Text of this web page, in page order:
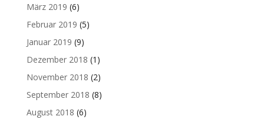
März 2019 (6)
Februar 2019 (5)
Januar 2019 (9)
Dezember 2018 (1)
November 2018 (2)
September 2018 (8)
August 2018 (6)